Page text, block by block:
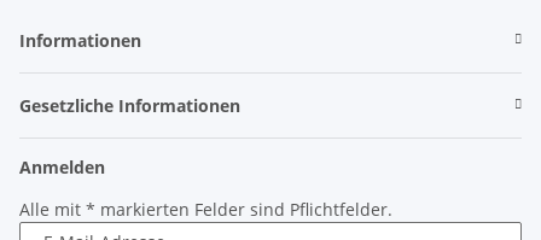
Informationen
Gesetzliche Informationen
Anmelden
Alle mit * markierten Felder sind Pflichtfelder.